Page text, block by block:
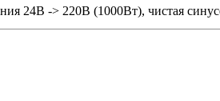
24В -> 220В (1000Вт), чистая